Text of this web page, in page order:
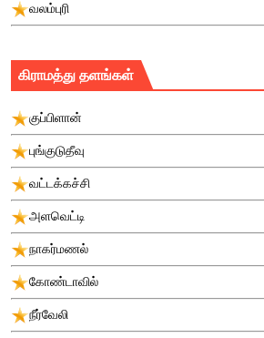
வலம்புரி
கிராமத்து தளங்கள்
குப்பிளான்
புங்குடுதீவு
வட்டக்கச்சி
அளவெட்டி
நாகர்மணல்
கோண்டாவில்
நீர்வேலி